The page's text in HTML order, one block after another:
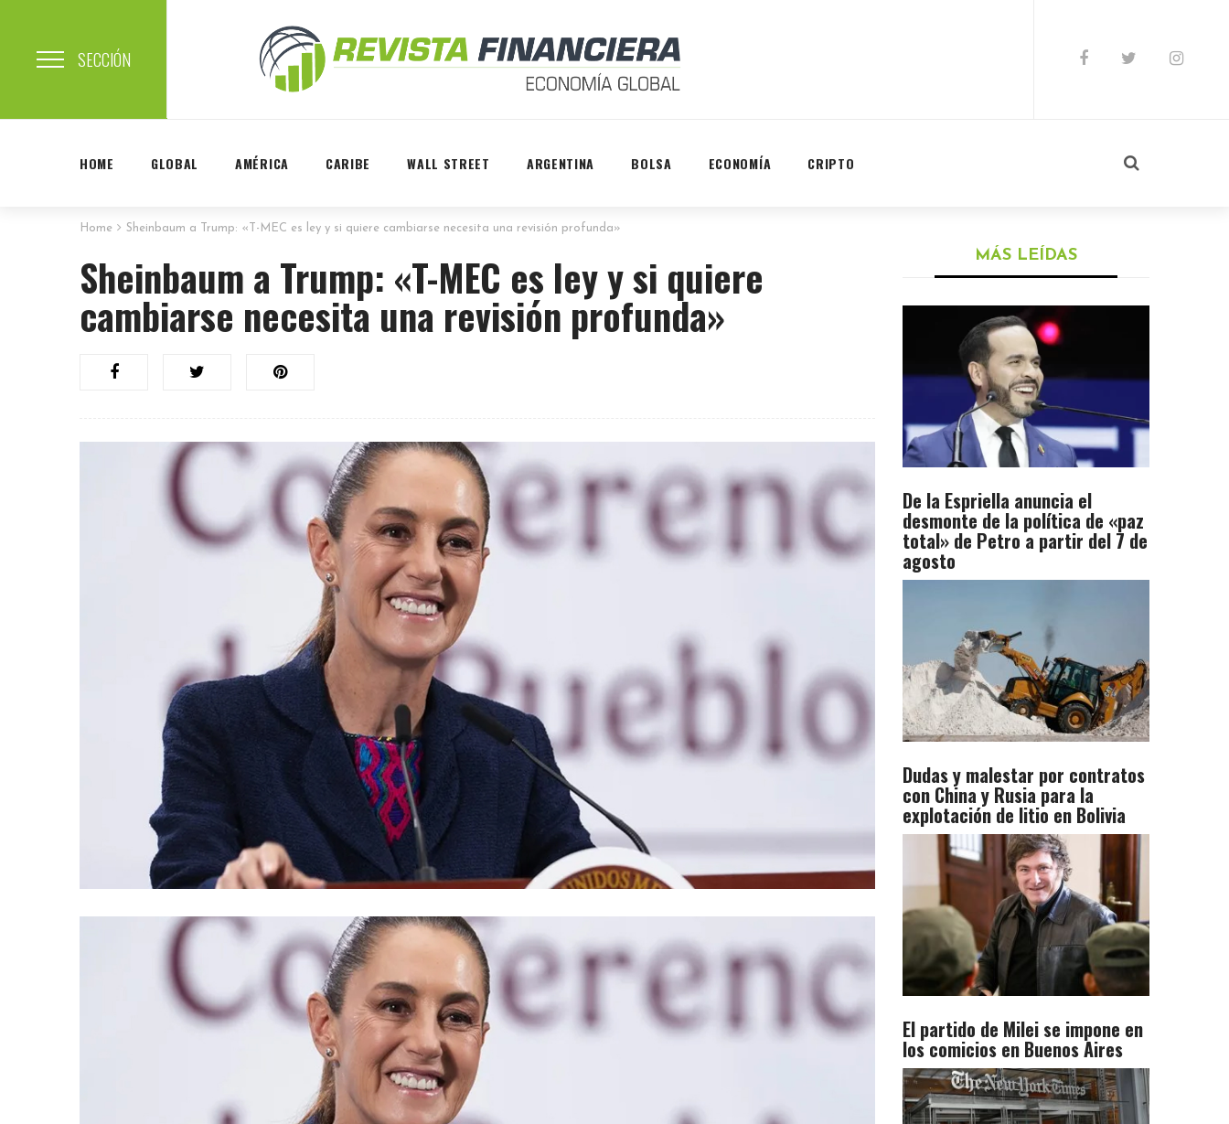
SECCIÓN
HOME GLOBAL AMÉRICA CARIBE WALL STREET ARGENTINA BOLSA ECONOMÍA CRIPTO
Home Sheinbaum a Trump: «T-MEC es ley y si quiere cambiarse necesita una revisión profunda»
Sheinbaum a Trump: «T-MEC es ley y si quiere
cambiarse necesita una revisión profunda»
MÁS LEÍDAS
De la Espriella anuncia el
desmonte de la política de «paz
total» de Petro a partir del 7 de
agosto
Dudas y malestar por contratos
con China y Rusia para la
explotación de litio en Bolivia
El partido de Milei se impone en
los comicios en Buenos Aires